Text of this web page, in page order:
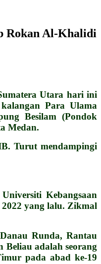
Rokan Al-Khalidi
Utara hari ini
Para Ulama
Besilam (Pondok
Medan.
Turut mendampingi
Kebangsaan
yang lalu. Zikmal
Runda, Rantau
adalah seorang
pada abad ke-19